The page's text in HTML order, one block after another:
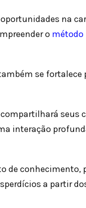
na
o método
se fortalece
seus
interação
de conhecimento,
a partir